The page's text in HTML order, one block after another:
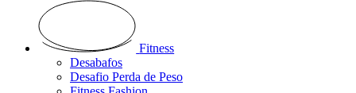
Fitness
Desabafos
Desafio Perda de Peso